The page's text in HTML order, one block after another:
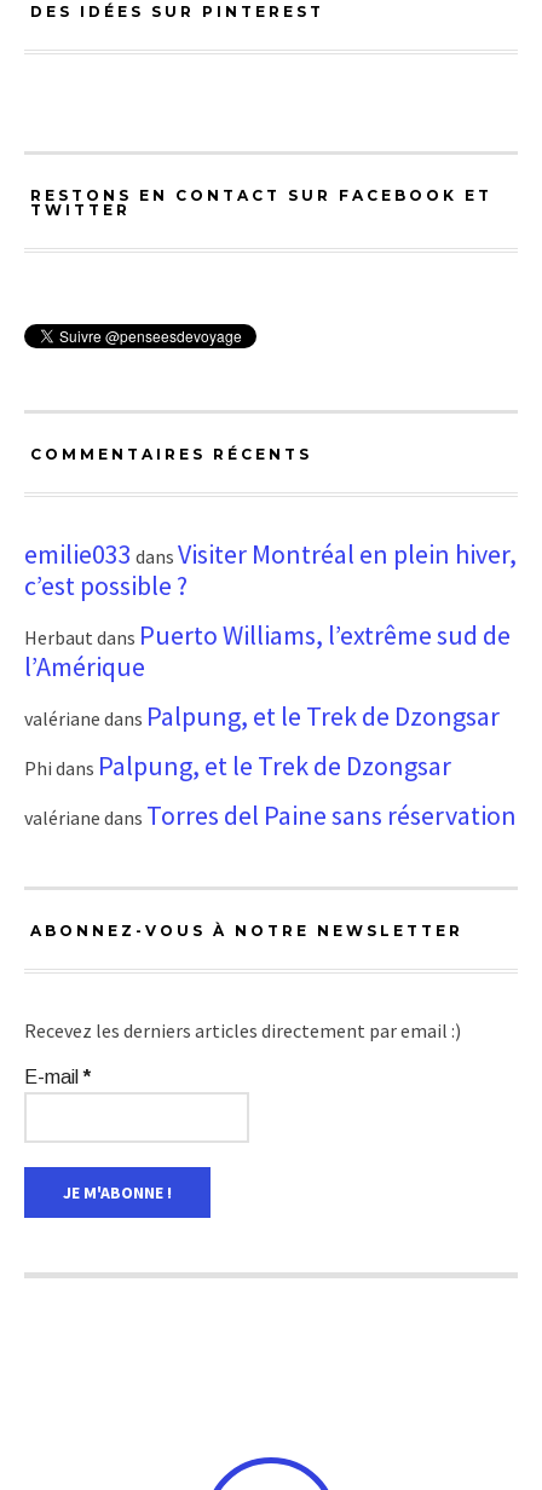
DES IDÉES SUR PINTEREST
RESTONS EN CONTACT SUR FACEBOOK ET
TWITTER
COMMENTAIRES RÉCENTS
emilie033 dans Visiter Montréal en plein hiver,
c’est possible ?
Herbaut dans Puerto Williams, l’extrême sud de
l’Amérique
valériane dans Palpung, et le Trek de Dzongsar
Phi dans Palpung, et le Trek de Dzongsar
valériane dans Torres del Paine sans réservation
ABONNEZ-VOUS À NOTRE NEWSLETTER
Recevez les derniers articles directement par email :)
E-mail*